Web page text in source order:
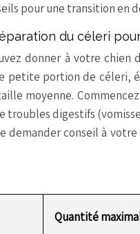
pour une transition en
du céleri
donner à votre
petite portion de
moyenne.
troubles digestifs
demander conseil à
Quantité